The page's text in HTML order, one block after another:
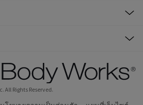
All Rights Reserved.